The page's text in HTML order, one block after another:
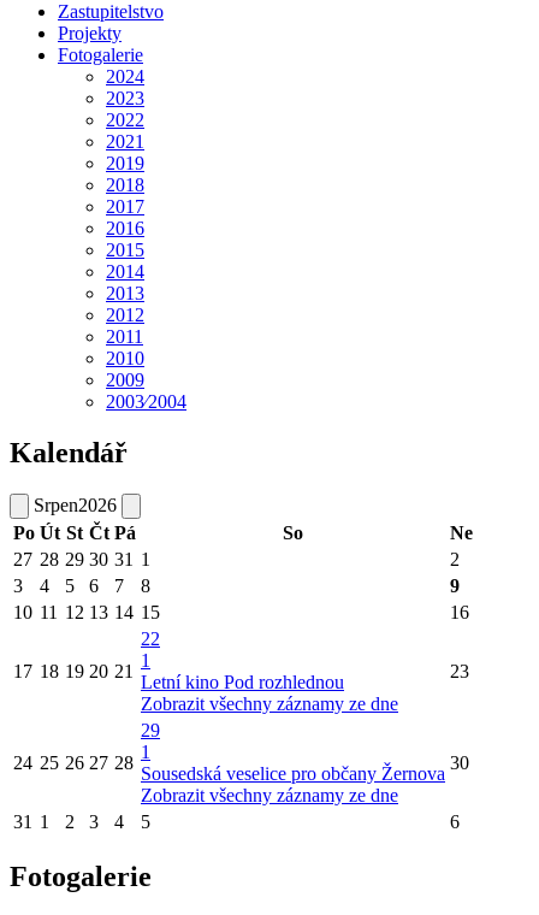
Zastupitelstvo
Projekty
Fotogalerie
2024
2023
2022
2021
2019
2018
2017
2016
2015
2014
2013
2012
2011
2010
2009
2003⁄2004
Kalendář
Srpen2026
Po Út St Čt Pá So
Ne
27 28 29 30 31 1
2
3
4 5 6 7 8
9
10 11 12 13 14 15 16
17 18 19 20 21
22
1
Letní kino Pod rozhlednou
Zobrazit všechny záznamy ze dne
23
24 25 26 27 28
29
1
Sousedská veselice pro občany Žernova
Zobrazit všechny záznamy ze dne
30
31 1 2 3 4 5 6
Fotogalerie